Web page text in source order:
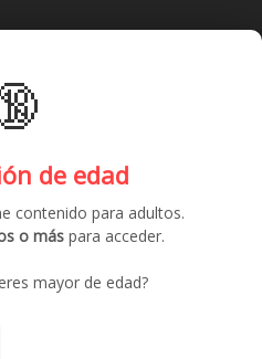
de edad
contenido para adultos.
o más para acceder.
mayor de edad?